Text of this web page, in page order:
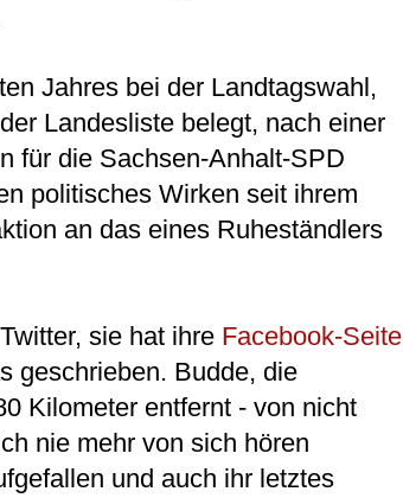
Jahres bei der Landtagswahl,
Landesliste belegt, nach einer
für die Sachsen-Anhalt-SPD
politisches Wirken seit ihrem
an das eines Ruheständlers
sie hat ihre Facebook-Seite
geschrieben. Budde, die
Kilometer entfernt - von nicht
nie mehr von sich hören
und auch ihr letztes